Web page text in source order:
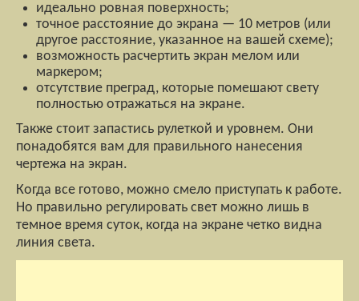
идеально ровная поверхность;
точное расстояние до экрана — 10 метров (или
другое расстояние, указанное на вашей схеме);
возможность расчертить экран мелом или
маркером;
отсутствие преград, которые помешают свету
полностью отражаться на экране.
Также стоит запастись рулеткой и уровнем. Они
понадобятся вам для правильного нанесения
чертежа на экран.
Когда все готово, можно смело приступать к работе.
Но правильно регулировать свет можно лишь в
темное время суток, когда на экране четко видна
линия света.